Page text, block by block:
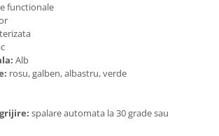
functionale
Alb
rosu, galben, albastru, verde
spalare automata la 30 grade sau